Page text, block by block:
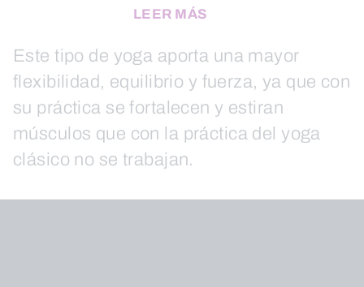
LEER MÁS
Este tipo de yoga aporta una mayor
flexibilidad, equilibrio y fuerza, ya que con
su práctica se fortalecen y estiran
músculos que con la práctica del yoga
clásico no se trabajan.